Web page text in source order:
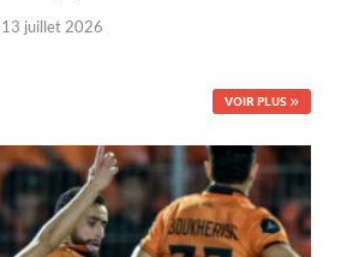
13 juillet 2026
VOIR PLUS